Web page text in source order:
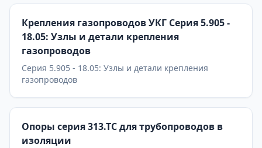
Крепления газопроводов УКГ Серия 5.905 -
18.05: Узлы и детали крепления
газопроводов
Серия 5.905 - 18.05: Узлы и детали крепления
газопроводов
Опоры серия 313.ТС для трубопроводов в
изоляции